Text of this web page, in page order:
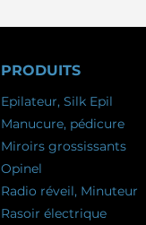
PRODUITS
Epilateur, Silk Epil
Manucure, pédicure
Miroirs grossissants
Opinel
Radio réveil, Minuteur
Rasoir électrique